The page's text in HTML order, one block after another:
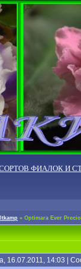
ФИАЛОК И
» Optimara Ever
16.07.2011, 14:03 |